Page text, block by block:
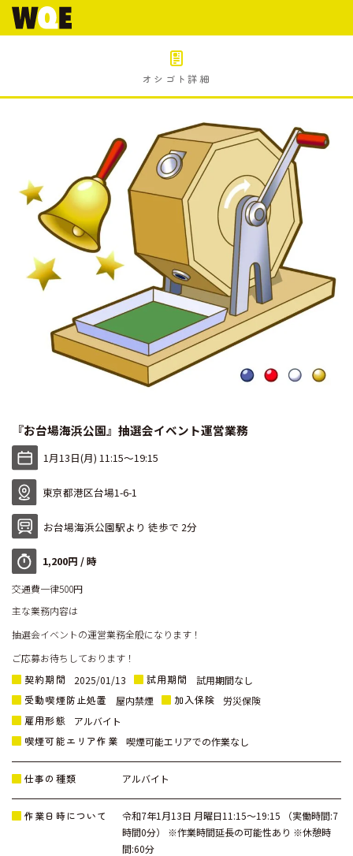
オシゴト詳細
『お台場海浜公園』抽選会イベント運営業務
1月13日(月) 11:15〜19:15
東京都港区台場1-6-1
お台場海浜公園駅より 徒歩で 2分
1,200円 / 時
交通費一律500円
主な業務内容は
抽選会イベントの運営業務全般になります！
ご応募お待ちしております！
契約期間
2025/01/13 試用期間
試用期間なし
受動喫煙防止処置
屋内禁煙 加入保険
労災保険
雇用形態
アルバイト
喫煙可能エリア作業
喫煙可能エリアでの作業なし
仕事の種類 アルバイト
作業日時について
令和7年1月13日 月曜日11:15～19:15 （実働時間:7
時間0分） ※作業時間延長の可能性あり ※休憩時
間:60分